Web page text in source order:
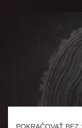
POKRAČOVAŤ